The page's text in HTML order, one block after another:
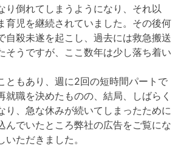
り倒れてしまうようになり、それ以
育児を継続されていました。その後何
自殺未遂を起こし、過去には救急搬送
そうですが、ここ数年は少し落ち着い
ともあり、週に2回の短時間パートで
就職を決めたものの、結局、しばらく
り、急な休みが続いてしまったために
んでいたところ弊社の広告をご覧にな
いただきました。